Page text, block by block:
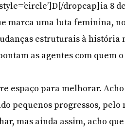
dropcap]ia 8
marca uma luta feminina,
estruturais à história
as agentes com quem
espaço para melhorar.
pequenos progressos, pelo
mas ainda assim, acho